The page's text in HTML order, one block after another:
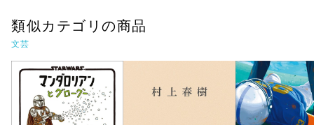
類似カテゴリの商品
文芸